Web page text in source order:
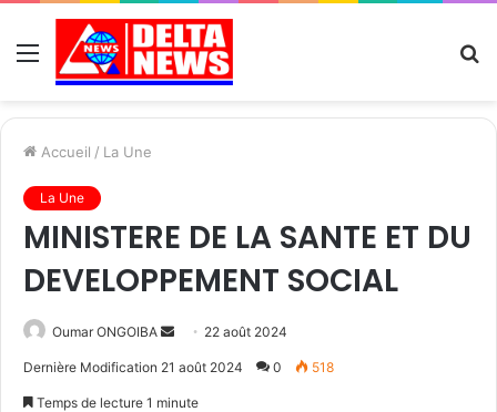
Menu
Accueil / La Une
La Une
MINISTERE DE LA SANTE ET DU
DEVELOPPEMENT SOCIAL
Oumar ONGOIBA
Send 22 août 2024
Dernière Modification 21 août 2024 0 518
Temps de lecture 1 minute